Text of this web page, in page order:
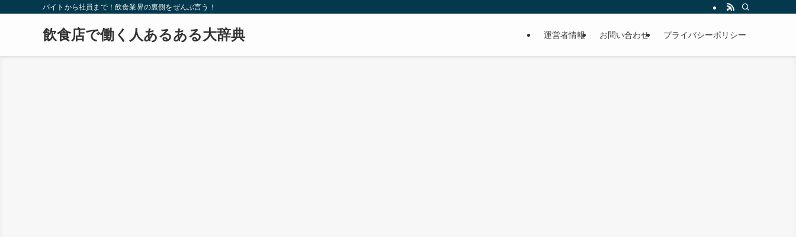
バイトから社員まで！飲食業界の裏側をぜんぶ言う！
飲食店で働く人あるある大辞典 運営者情報 お問い合わせ プライバシーポリシー